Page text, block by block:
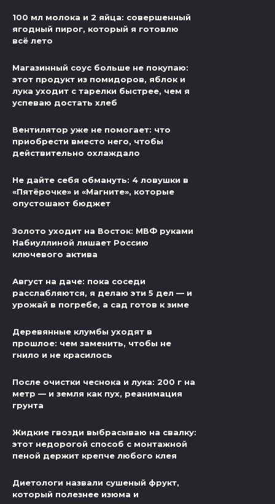
100 мл молока и 2 яйца: совершенный
ягодный пирог, который я готовлю
всё лето
Магазинный соус больше не покупаю:
этот продукт из помидоров, яблок и
лука уходит с тарелки быстрее, чем я
успеваю достать хлеб
Вентилятор уже не помогает: что
приобрести вместо него, чтобы
действительно охлаждало
Не дайте себя обмануть: 4 ловушки в
«Пятёрочке» и «Магните», которые
опустошают бюджет
Золото уходит на Восток: МВФ руками
Набиуллиной лишает Россию
ключевого актива
Август на даче: пока соседи
расслабляются, я делаю эти 5 дел — и
урожай в погребе, а сад готов к зиме
Деревянные клумбы уходят в
прошлое: чем заменить, чтобы не
гнило и не красилось
После очистки чеснока и лука: 200 г на
метр — и земля как пух, реанимация
грунта
Жидкие гвозди выбрасываю на свалку:
этот недорогой способ с монтажной
пеной держит крепче любого клея
Диетологи назвали сушеный фрукт,
который полезнее изюма и